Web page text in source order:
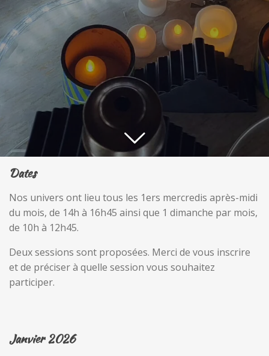
Dates
Nos univers ont lieu tous les 1ers mercredis après-midi
du mois, de 14h à 16h45 ainsi que 1 dimanche par mois,
de 10h à 12h45.
Deux sessions sont proposées. Merci de vous inscrire
et de préciser à quelle session vous souhaitez
participer.
Janvier 2026